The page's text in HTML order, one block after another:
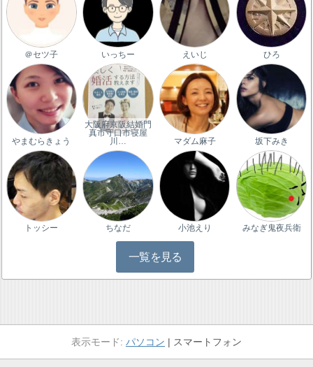
＠セツ子 いっちー えいじ ひろ
やまむらきょう
大阪府京阪結婚門
真市守口市寝屋
川…
マダム麻子 坂下みき
トッシー ちなだ 小池えり みなぎ鬼夜兵衛
一覧を見る
パソコン スマートフォン